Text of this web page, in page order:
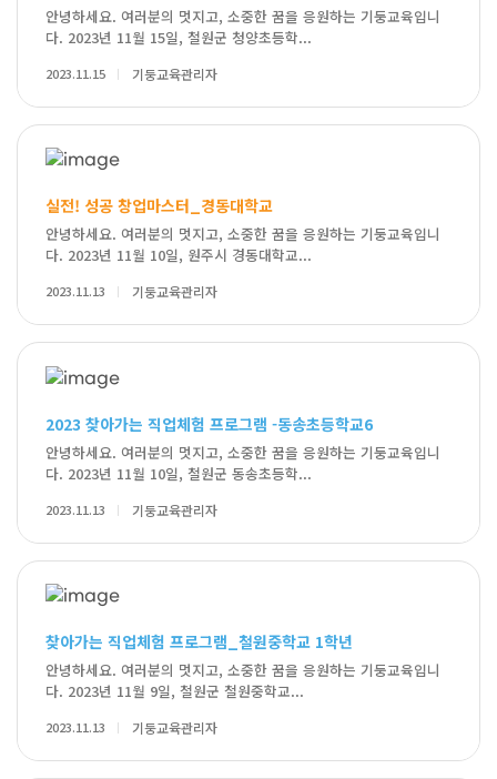
안녕하세요. 여러분의 멋지고, 소중한 꿈을 응원하는 기둥교육입니
다. 2023년 11월 15일, 철원군 청양초등학...
2023.11.15 기둥교육관리자
실전! 성공 창업마스터_경동대학교
안녕하세요. 여러분의 멋지고, 소중한 꿈을 응원하는 기둥교육입니
다. 2023년 11월 10일, 원주시 경동대학교...
2023.11.13 기둥교육관리자
2023 찾아가는 직업체험 프로그램 -동송초등학교6
안녕하세요. 여러분의 멋지고, 소중한 꿈을 응원하는 기둥교육입니
다. 2023년 11월 10일, 철원군 동송초등학...
2023.11.13 기둥교육관리자
찾아가는 직업체험 프로그램_철원중학교 1학년
안녕하세요. 여러분의 멋지고, 소중한 꿈을 응원하는 기둥교육입니
다. 2023년 11월 9일, 철원군 철원중학교...
2023.11.13 기둥교육관리자